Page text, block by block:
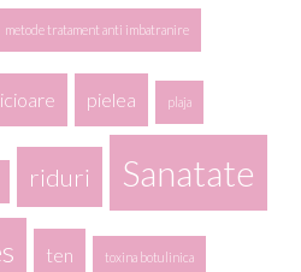
metode tratament anti imbatranire
pielea plaja
riduri Sanatate
ten toxina botulinica